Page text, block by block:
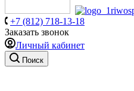
+7 (812) 718-13-18
Заказать звонок
Личный кабинет
Поиск